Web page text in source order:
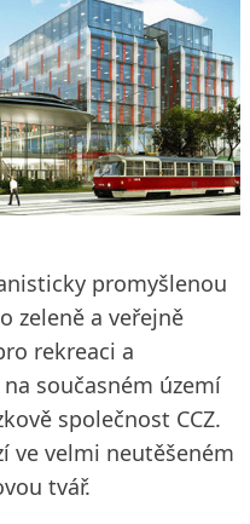
promyšlenou
zeleně a veřejně
rekreaci a
současném území
společnost CCZ.
ve velmi neutěšeném
tvář.